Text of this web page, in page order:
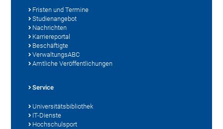
Fristen und Termine
Studienangebot
Nachrichten
Karriereportal
Beschäftigte
VerwaltungsABC
Amtliche Veröffentlichungen
Service
Universitätsbibliothek
IT-Dienste
Hochschulsport